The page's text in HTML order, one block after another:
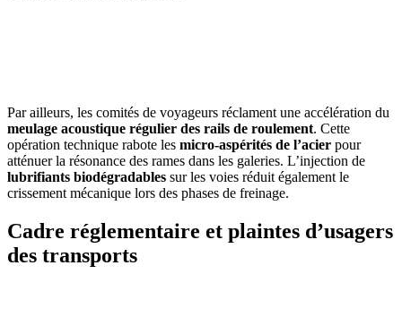
Par ailleurs, les comités de voyageurs réclament une accélération du
meulage acoustique régulier des rails de roulement. Cette
opération technique rabote les micro-aspérités de l’acier pour
atténuer la résonance des rames dans les galeries. L’injection de
lubrifiants biodégradables sur les voies réduit également le
crissement mécanique lors des phases de freinage.
Cadre réglementaire et plaintes d’usagers
des transports